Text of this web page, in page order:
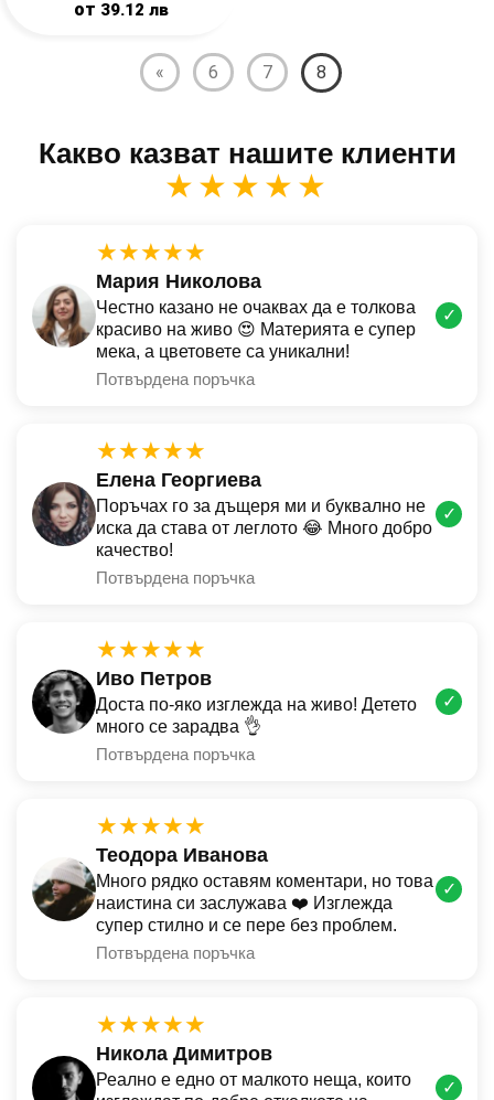
от 39.12 лв
« 6 7 8
Какво казват нашите клиенти
★★★★★
★★★★★
Мария Николова
Честно казано не очаквах да е толкова
красиво на живо 😍 Материята е супер
мека, а цветовете са уникални!
Потвърдена поръчка
✓
★★★★★
Елена Георгиева
Поръчах го за дъщеря ми и буквално не
иска да става от леглото 😂 Много добро
качество!
Потвърдена поръчка
✓
★★★★★
Иво Петров
Доста по-яко изглежда на живо! Детето
много се зарадва 👌
Потвърдена поръчка
✓
★★★★★
Теодора Иванова
Много рядко оставям коментари, но това
наистина си заслужава ❤️ Изглежда
супер стилно и се пере без проблем.
Потвърдена поръчка
✓
★★★★★
Никола Димитров
Реално е едно от малкото неща, които
✓